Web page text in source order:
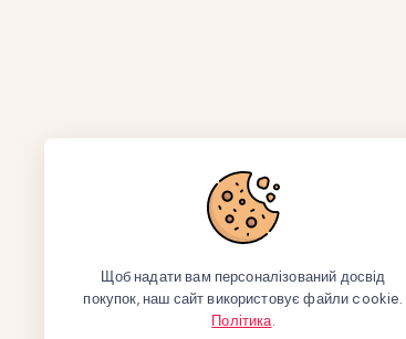
Щоб надати вам персоналізований досвід
покупок, наш сайт використовує файли cookie.
Політика.